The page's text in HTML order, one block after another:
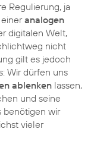
Regulierung, ja
analogen
digitalen Welt,
nicht
gilt es jedoch
Wir dürfen uns
ablenken lassen,
und seine
benötigen wir
vieler